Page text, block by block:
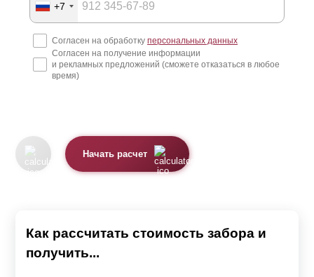
+7
Согласен на обработку персональных данных
Согласен на получение информации
и рекламных предложений (сможете отказаться в любое
время)
Начать расчет
Как рассчитать стоимость забора и
получить...